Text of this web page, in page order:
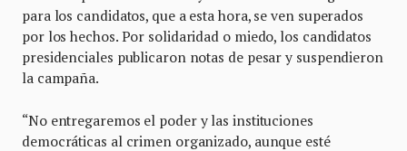
para los candidatos, que a esta hora, se ven superados
por los hechos. Por solidaridad o miedo, los candidatos
presidenciales publicaron notas de pesar y suspendieron
la campaña.
“No entregaremos el poder y las instituciones
democráticas al crimen organizado, aunque esté